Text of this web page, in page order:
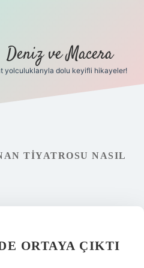
Deniz ve Macera
yolculuklarıyla dolu keyifli hikayeler!
TIYATROSU NASIL
ORTAYA ÇIKTI